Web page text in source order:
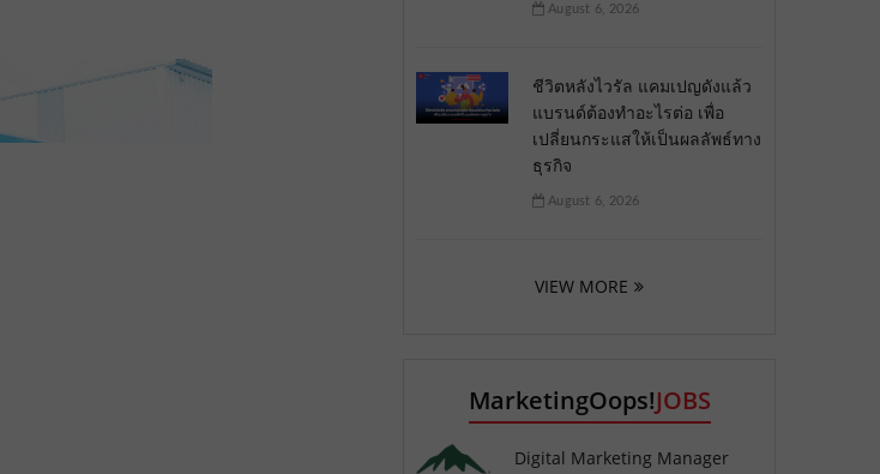
August 6, 2026
ชีวิตหลังไวรัล แคมเปญดังแล้ว
แบรนด์ต้องทำอะไรต่อ เพื่อ
เปลี่ยนกระแสให้เป็นผลลัพธ์ทาง
ธุรกิจ
August 6, 2026
VIEW MORE
MarketingOops!JOBS
Digital Marketing Manager